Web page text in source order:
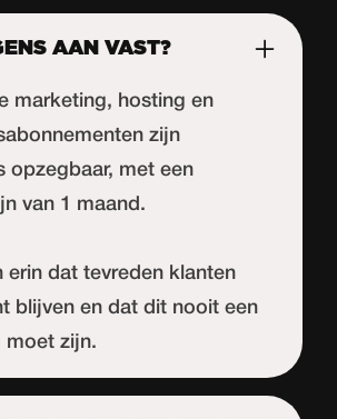
AAN VAST?
marketing, hosting en
zijn
opzegbaar, met een
van 1 maand.
erin dat tevreden klanten
blijven en dat dit nooit een
moet zijn.